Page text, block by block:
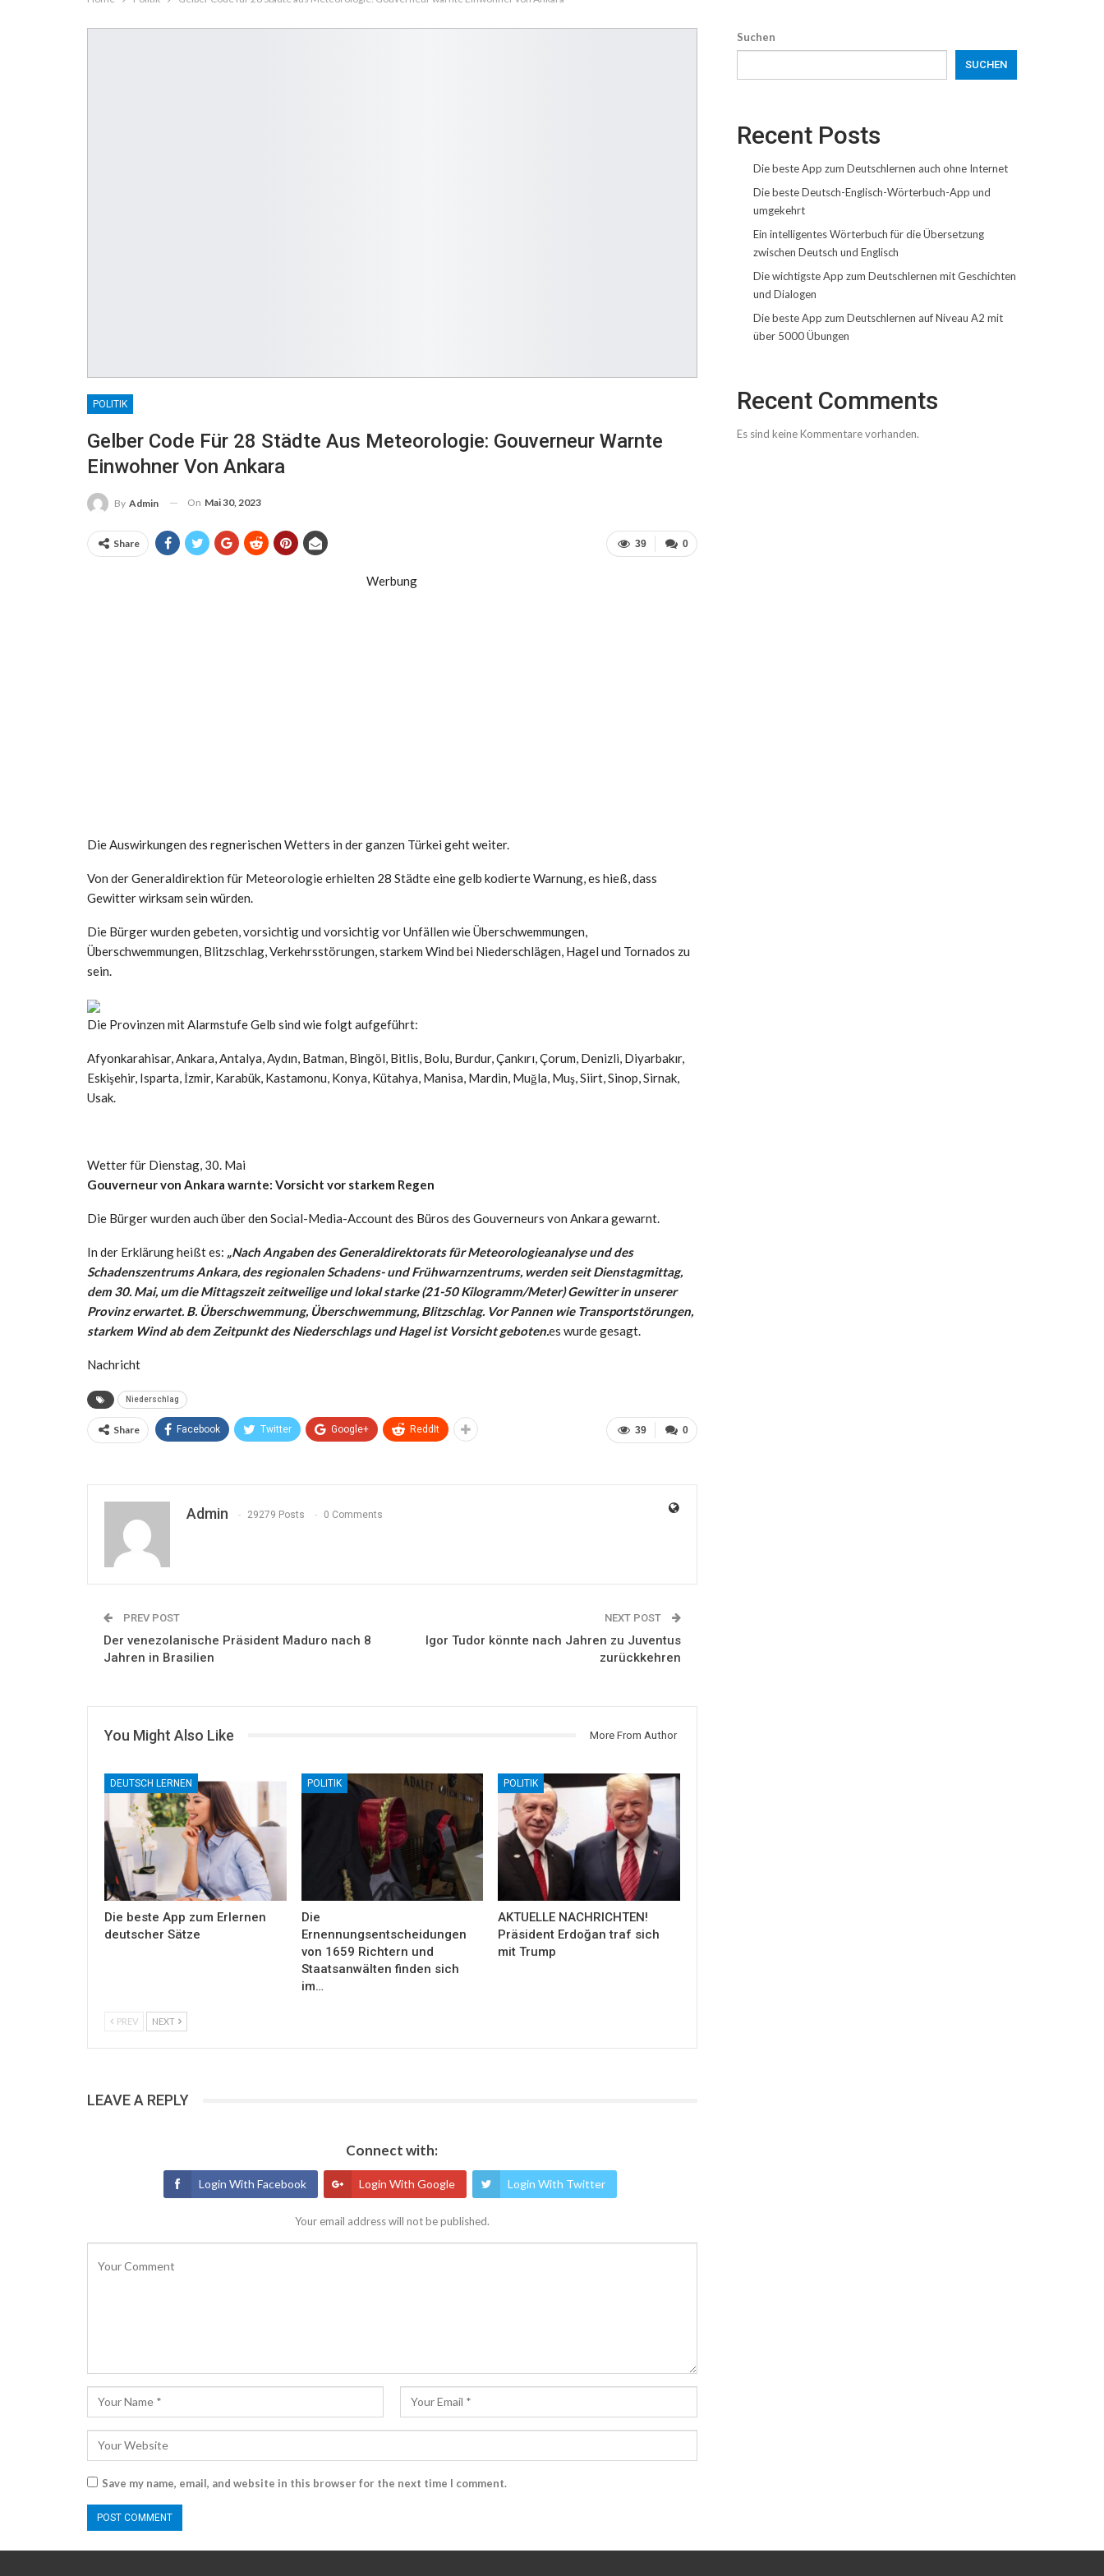
POLITIK
Gelber Code Für 28 Städte Aus Meteorologie: Gouverneur Warnte
Einwohner Von Ankara
By Admin On Mai 30, 2023
0
39
Share
Werbung
Die Auswirkungen des regnerischen Wetters in der ganzen Türkei geht weiter.
Von der Generaldirektion für Meteorologie erhielten 28 Städte eine gelb kodierte Warnung, es hieß, dass
Gewitter wirksam sein würden.
Die Bürger wurden gebeten, vorsichtig und vorsichtig vor Unfällen wie Überschwemmungen,
Überschwemmungen, Blitzschlag, Verkehrsstörungen, starkem Wind bei Niederschlägen, Hagel und Tornados zu
sein.
Die Provinzen mit Alarmstufe Gelb sind wie folgt aufgeführt:
Afyonkarahisar, Ankara, Antalya, Aydın, Batman, Bingöl, Bitlis, Bolu, Burdur, Çankırı, Çorum, Denizli, Diyarbakır,
Eskişehir, Isparta, İzmir, Karabük, Kastamonu, Konya, Kütahya, Manisa, Mardin, Muğla, Muş, Siirt, Sinop, Sirnak,
Usak.
Wetter für Dienstag, 30. Mai
Gouverneur von Ankara warnte: Vorsicht vor starkem Regen
Die Bürger wurden auch über den Social-Media-Account des Büros des Gouverneurs von Ankara gewarnt.
In der Erklärung heißt es: „Nach Angaben des Generaldirektorats für Meteorologieanalyse und des
Schadenszentrums Ankara, des regionalen Schadens- und Frühwarnzentrums, werden seit Dienstagmittag,
dem 30. Mai, um die Mittagszeit zeitweilige und lokal starke (21-50 Kilogramm/Meter) Gewitter in unserer
Provinz erwartet. B. Überschwemmung, Überschwemmung, Blitzschlag. Vor Pannen wie Transportstörungen,
starkem Wind ab dem Zeitpunkt des Niederschlags und Hagel ist Vorsicht geboten.es wurde gesagt.
Nachricht
Niederschlag
0
39
Share Facebook Twitter Google+ ReddIt
Admin 29279 Posts 0 Comments
PREV POST
Der venezolanische Präsident Maduro nach 8
Jahren in Brasilien
NEXT POST
Igor Tudor könnte nach Jahren zu Juventus
zurückkehren
You Might Also Like More From Author
DEUTSCH LERNEN
Die beste App zum Erlernen
deutscher Sätze
POLITIK
Die
Ernennungsentscheidungen
von 1659 Richtern und
Staatsanwälten finden sich
im…
POLITIK
AKTUELLE NACHRICHTEN!
Präsident Erdoğan traf sich
mit Trump
PREV NEXT
LEAVE A REPLY
Connect with:
Login With Facebook Login With Google Login With Twitter
Your email address will not be published.
Save my name, email, and website in this browser for the next time I comment.
Suchen
SUCHEN
Recent Posts
Die beste App zum Deutschlernen auch ohne Internet
Die beste Deutsch-Englisch-Wörterbuch-App und
umgekehrt
Ein intelligentes Wörterbuch für die Übersetzung
zwischen Deutsch und Englisch
Die wichtigste App zum Deutschlernen mit Geschichten
und Dialogen
Die beste App zum Deutschlernen auf Niveau A2 mit
über 5000 Übungen
Recent Comments
Es sind keine Kommentare vorhanden.